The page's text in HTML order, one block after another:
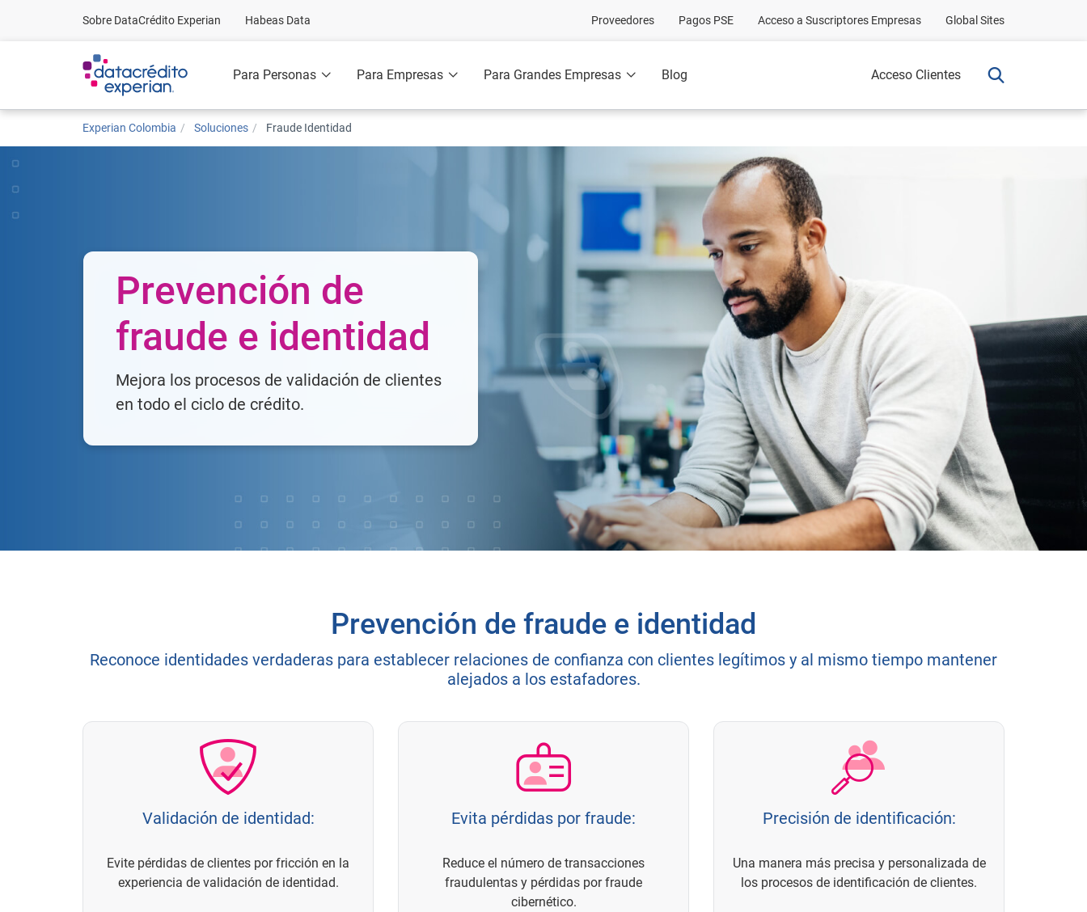
Sobre DataCrédito Experian Habeas Data Proveedores Pagos PSE Acceso a Suscriptores Empresas Global Sites
Para Personas Para Empresas Para Grandes Empresas Blog Acceso Clientes
Experian Colombia Soluciones Fraude Identidad
Prevención de
fraude e identidad
Mejora los procesos de validación de clientes
en todo el ciclo de crédito.
Prevención de fraude e identidad
Reconoce identidades verdaderas para establecer relaciones de confianza con clientes legítimos y al mismo tiempo mantener
alejados a los estafadores.
Validación de identidad:
Evite pérdidas de clientes por fricción en la
experiencia de validación de identidad.
Evita pérdidas por fraude:
Reduce el número de transacciones
fraudulentas y pérdidas por fraude
cibernético.
Precisión de identificación:
Una manera más precisa y personalizada de
los procesos de identificación de clientes.